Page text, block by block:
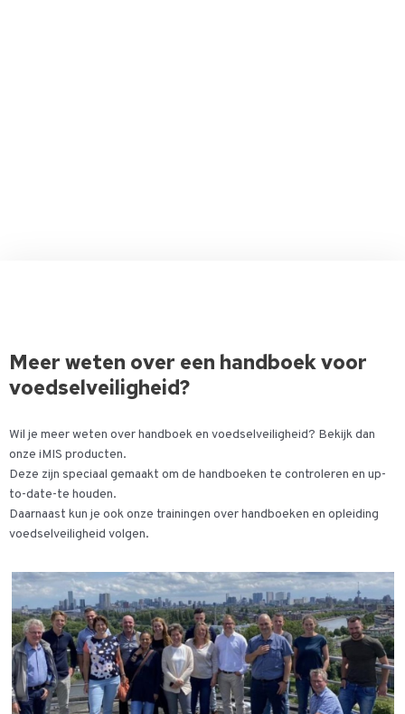
Meer weten over een handboek voor
voedselveiligheid?
Wil je meer weten over handboek en voedselveiligheid? Bekijk dan
onze iMIS producten.
Deze zijn speciaal gemaakt om de handboeken te controleren en up-
to-date-te houden.
Daarnaast kun je ook onze trainingen over handboeken en opleiding
voedselveiligheid volgen.